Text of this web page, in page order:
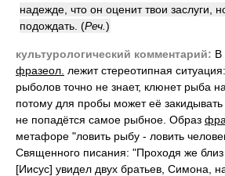
надежде, что он оценит твои заслуги,
подождать. (Реч. )
культурологический комментарий: В
фразеол. лежит стереотипная ситуация:
рыболов точно не знает, клюнет рыба
потому для пробы может её
не попадётся самое рыбное. Образ
метафоре "ловить рыбу - ловить
Священного писания: "Проходя же
[Иисус] увидел двух братьев, Симона,